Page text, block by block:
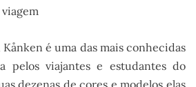
é uma das mais conhecidas
pelos viajantes e estudantes do